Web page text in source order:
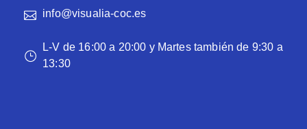
info@visualia-coc.es
L-V de 16:00 a 20:00 y Martes también de 9:30 a
13:30